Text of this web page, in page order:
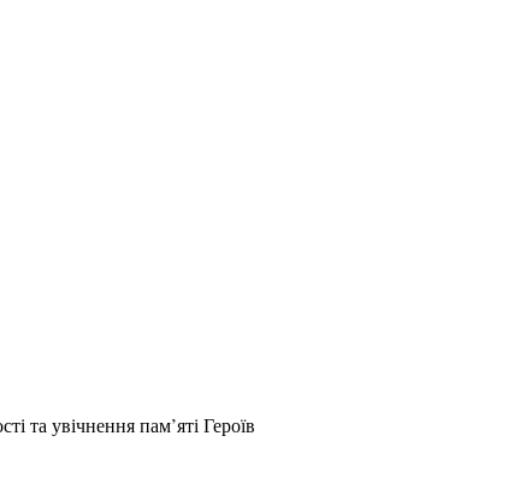
та увічнення пам’яті Героїв